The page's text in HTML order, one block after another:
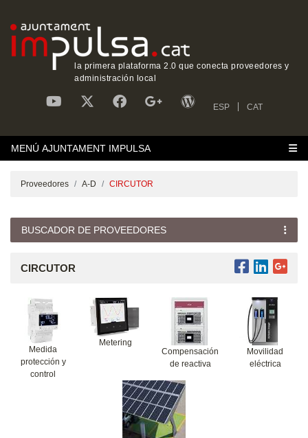
la primera plataforma 2.0 que conecta proveedores y
administración local
ESP CAT
MENÚ AJUNTAMENT IMPULSA
Proveedores A-D CIRCUTOR
BUSCADOR DE PROVEEDORES
CIRCUTOR
Medida
protección y
control
Metering
Compensación
de reactiva
Movilidad
eléctrica